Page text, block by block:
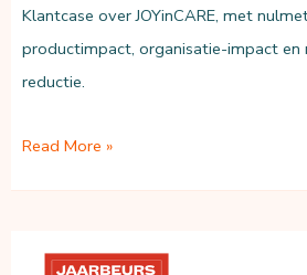
voor
CSRD
Klantcase over JOYinCARE, met
productimpact, organisatie-impact en
reductie.
JOYinCARE:
Read More »